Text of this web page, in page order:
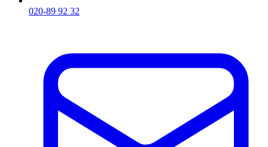
020-89 92 32